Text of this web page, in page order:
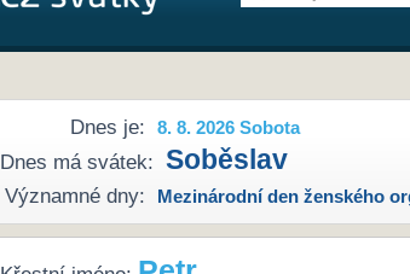
Dnes je: 8. 8. 2026 Sobota
Dnes má svátek: Soběslav
Významné dny: Mezinárodní den ženského